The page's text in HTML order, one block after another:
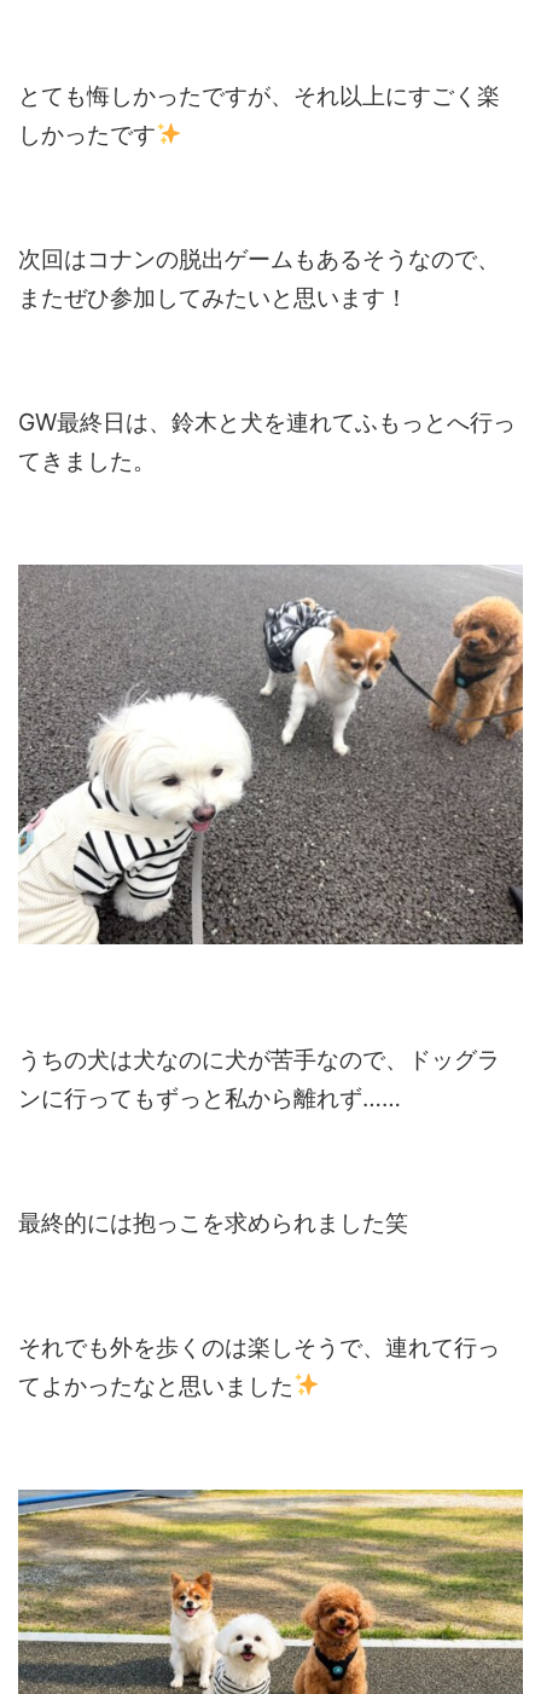
とても悔しかったですが、それ以上にすごく楽
しかったです
次回はコナンの脱出ゲームもあるそうなので、
またぜひ参加してみたいと思います！
GW最終日は、鈴木と犬を連れてふもっとへ行っ
てきました。
うちの犬は犬なのに犬が苦手なので、ドッグラ
ンに行ってもずっと私から離れず……
最終的には抱っこを求められました笑
それでも外を歩くのは楽しそうで、連れて行っ
てよかったなと思いました